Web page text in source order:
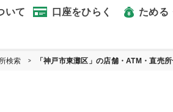
いて 口座をひらく ためる
検索 「神戸市東灘区」の店舗・ATM・直売